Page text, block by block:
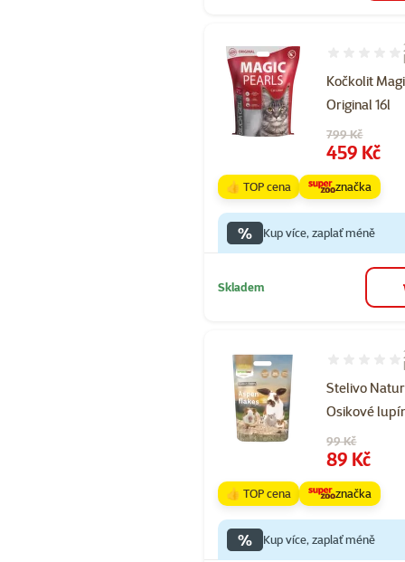
Kočkolit
Original 16l
Hodnocení
Původní cena
799 Kč
Cena
459 Kč
👍 TOP cena značka
% Kup více, zaplať méně
Skladem
Stelivo
Osikové
Hodnocení
Původní cena
99 Kč
Cena
89 Kč
👍 TOP cena značka
% Kup více, zaplať méně